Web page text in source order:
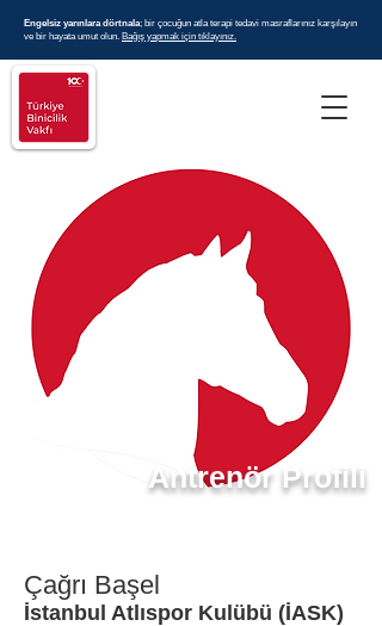
Engelsiz yarınlara dörtnala; bir çocuğun atla terapi tedavi masraflarınız karşılayın
ve bir hayata umut olun. Bağış yapmak için tıklayınız.
Antrenör Profili
Çağrı Başel
İstanbul Atlıspor Kulübü (İASK)